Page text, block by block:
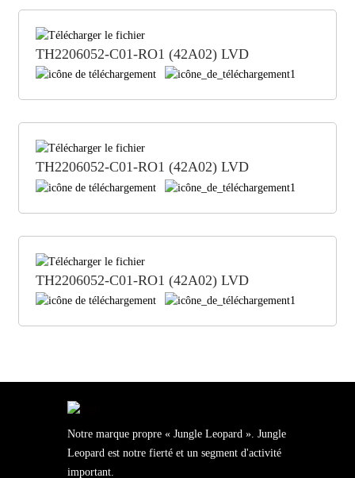
TH2206052-C01-RO1 (42A02) LVD
TH2206052-C01-RO1 (42A02) LVD
TH2206052-C01-RO1 (42A02) LVD
Notre marque propre « Jungle Leopard ». Jungle
Leopard est notre fierté et un segment d'activité
important.